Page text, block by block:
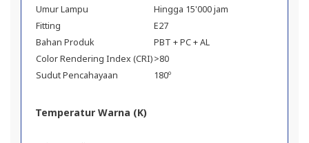
Umur Lampu
Hingga 15'000 jam
Fitting
E27
Bahan Produk
PBT + PC + AL
Color Rendering Index (CRI)>80
Sudut Pencahayaan
180º
Temperatur Warna (K)